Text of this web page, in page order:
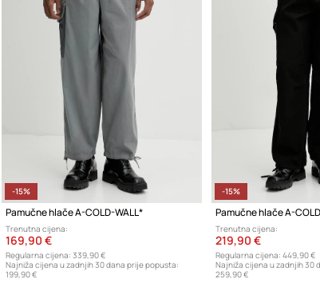
-15%
Pamučne hlače A-COLD-WALL*
Trenutna cijena:
169,90 €
Regularna cijena: 339,90 €
Najniža cijena u zadnjih 30 dana prije popusta:
199,90 €
-15%
Pamučne hlače A-
Trenutna cijena:
219,90 €
Regularna cijena: 449,90 €
Najniža cijena u zadnjih 30
259,90 €